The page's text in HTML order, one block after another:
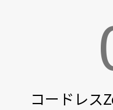
コードレス